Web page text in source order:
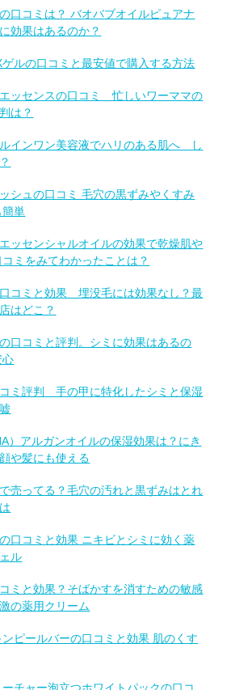
口コミは？ バオバブオイルピュアナ
効果はあるのか？
ルの口コミと最安値で購入する方法
ッセンスの口コミ 忙しいワーママの
は？
インワン美容液でハリのある肌へ し
シュの口コミ 毛穴の黒ずみやくすみ
簡単
ッセンシャルオイルの効果で乾燥肌や
ミをみてわかったことは？
コミと効果 埋没毛には効果なし？最
はどこ？
口コミと評判。シミに効果はあるの
心
ミ評判 手の甲に特化したシミと保湿
）アルガンオイルの保湿効果は？にき
や髪にも使える
売ってる？毛穴の汚れと黒ずみはとれ
口コミと効果 ニキビとシミに効く薬
ル
ミと効果？そばかすを消すための敏感
の薬用クリーム
ピールバーの口コミと効果 肌のくす
チャー泡立つホワイトパックの口コ